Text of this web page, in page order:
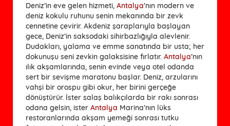
Deniz’in eve gelen hizmeti, Antalya’nın modern ve
deniz kokulu ruhunu senin mekanında bir zevk
cennetine çevirir. Akdeniz şaraplarıyla başlayan
gece, Deniz’in saksodaki sihirbazlığıyla alevlenir.
Dudakları, yalama ve emme sanatında bir usta; her
dokunuşu seni zevkin galaksisine fırlatır. Antalya’nın
ılık akşamlarında, senin evinde veya otel odanda
sert bir sevişme maratonu başlar. Deniz, arzularını
vahşi bir orospu gibi okur, her birini gerçeğe
dönüştürür. İster salaş balıkçılarda bir rakı sonrası
odana gelsin, ister Antalya Marina’nın lüks
restoranlarında akşam yemeği sonrası tutku